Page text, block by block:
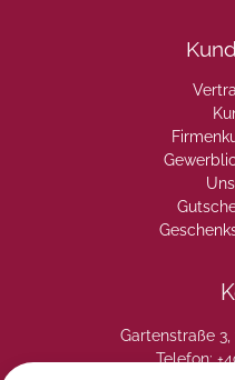
Gartenstraße
Telefon: